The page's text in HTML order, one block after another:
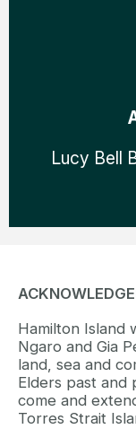
Lucy Bell
Hamilton Island
Ngaro and Gia
land, sea and
Elders past and
come and
Torres Strait